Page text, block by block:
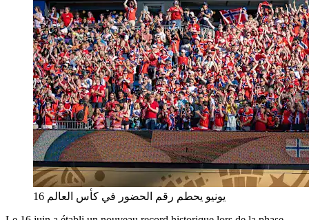
16 يونيو يحطم رقم الحضور في كأس العالم